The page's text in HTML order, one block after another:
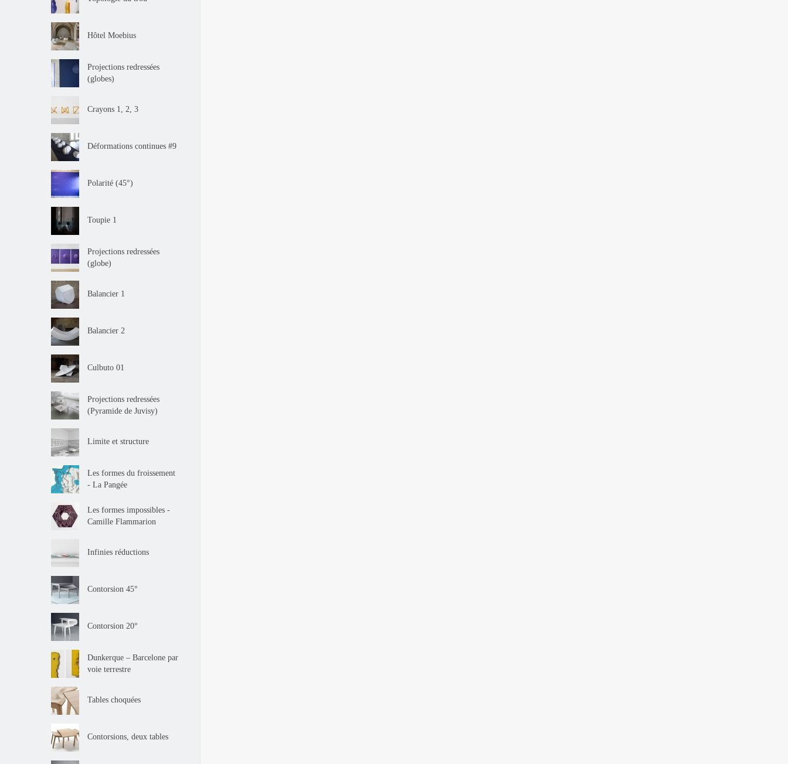
Hôtel Moebius
Projections redressées
(globes)
Crayons 1, 2, 3
Déformations continues #9
Polarité (45°)
Toupie 1
Projections redressées
(globe)
Balancier 1
Balancier 2
Culbuto 01
Projections redressées
(Pyramide de Juvisy)
Limite et structure
Les formes du froissement
- La Pangée
Les formes impossibles -
Camille Flammarion
Infinies réductions
Contorsion 45°
Contorsion 20°
Dunkerque – Barcelone par
voie terrestre
Tables choquées
Contorsions, deux tables